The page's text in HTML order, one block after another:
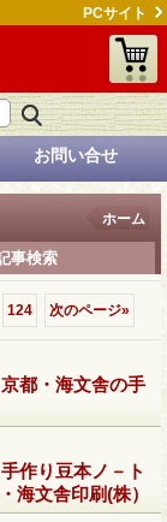
PCサイト
お問い合せ
ホーム
事検索
124 次のページ»
・海文舎の手
作り豆本ノ－ト
海文舎印刷(株）